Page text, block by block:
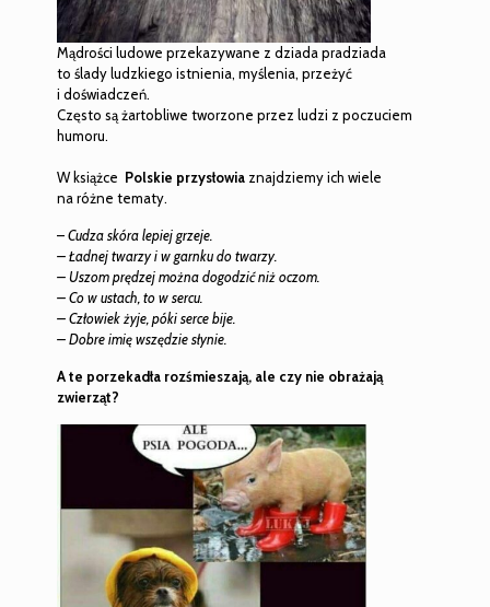
Mądrości ludowe przekazywane z dziada pradziada
to ślady ludzkiego istnienia, myślenia, przeżyć
i doświadczeń.
Często są żartobliwe tworzone przez ludzi z poczuciem
humoru.
W książce Polskie przysłowiaznajdziemy ich wiele
na różne tematy.
–Cudza skóra lepiej grzeje.
– Ładnej twarzy i w garnku do twarzy.
– Uszom prędzej można dogodzić niż oczom.
– Co w ustach, to w sercu.
– Człowiek żyje, póki serce bije.
– Dobre imię wszędzie słynie.
A te porzekadła rozśmieszają, ale czy nie obrażają
zwierząt?